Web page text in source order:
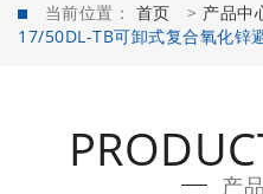
当前位置： 首页 > 产品中
17/50DL-TB可卸式复合氧化锌
产